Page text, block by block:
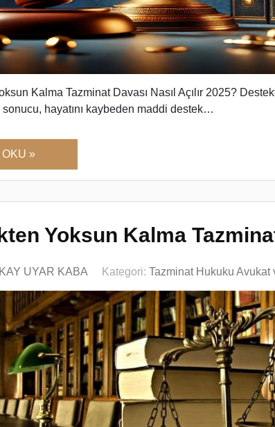
Kalma Tazminat Davası Nasıl Açılır 2025?
sonucu, hayatını kaybeden maddi destek…
OKU »
Yoksun Kalma
UYAR KABA Kategori: Tazminat Hukuku Avukat